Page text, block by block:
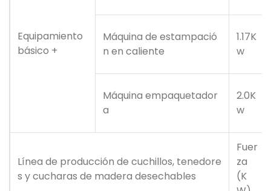
Equipamiento
básico +
Máquina de estampació
n en caliente
1.17K
w
Máquina empaquetador
a
2.0K
w
Línea de producción de cuchillos, tenedore
s y cucharas de madera desechables
Fuer
za
(K